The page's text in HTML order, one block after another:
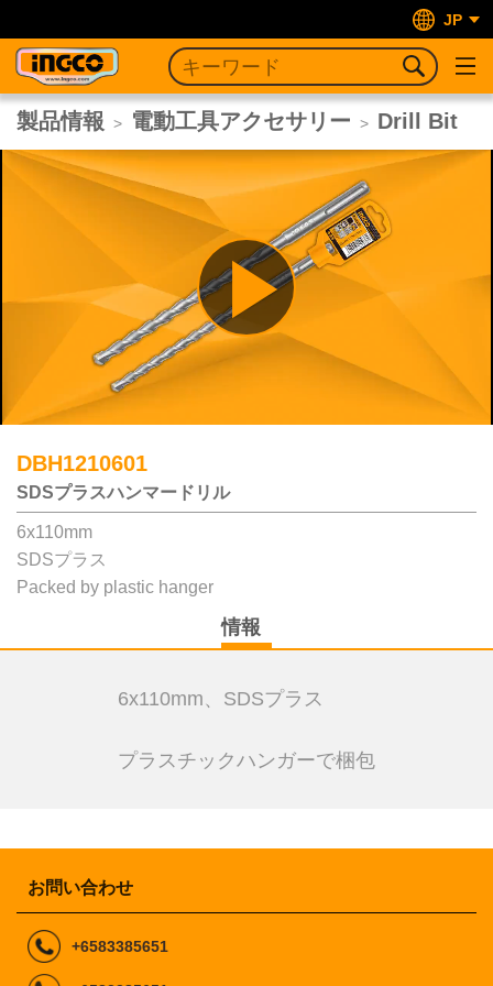
JP
製品情報 > 電動工具アクセサリー > Drill Bit
Play
Video
DBH1210601
SDSプラスハンマードリル
6x110mm
SDSプラス
Packed by plastic hanger
情報
6x110mm、SDSプラス
プラスチックハンガーで梱包
お問い合わせ
+6583385651